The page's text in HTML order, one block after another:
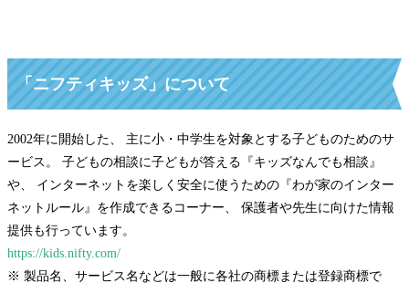
「ニフティキッズ」について
2002年に開始した、 主に小・中学生を対象とする子どものためのサ
ービス。 子どもの相談に子どもが答える『キッズなんでも相談』
や、 インターネットを楽しく安全に使うための『わが家のインター
ネットルール』を作成できるコーナー、 保護者や先生に向けた情報
提供も行っています。
https://kids.nifty.com/
※ 製品名、サービス名などは一般に各社の商標または登録商標で